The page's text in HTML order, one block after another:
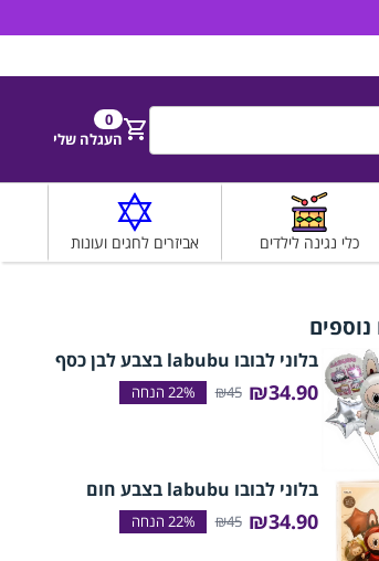
חפש0
העגלה שלי
כלי נגינה לילדים אביזרים לחגים ועונות
בלוני לבובו labubu בצבע לבן כסף
₪34.90
₪45
בלוני לבובו labubu בצבע חום
₪34.90
₪45